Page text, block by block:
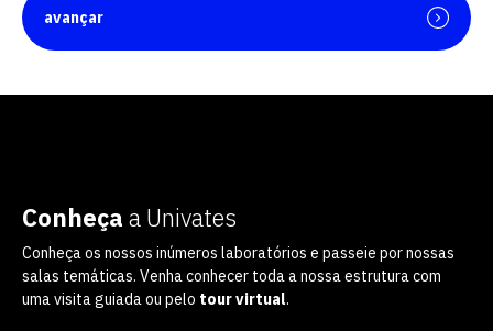
avançar
Conheça a Univates
Conheça os nossos inúmeros laboratórios e passeie por nossas
salas temáticas. Venha conhecer toda a nossa estrutura com
uma visita guiada ou pelo tour virtual.